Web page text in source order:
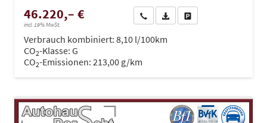
46.220,– €
incl. 19% MwSt.
Wir rufen Sie anPDF-Datei, Fahrzeugexposé
Verbrauch kombiniert: 8,10 l/100km
CO2-Klasse: G
CO2-Emissionen: 213,00 g/km